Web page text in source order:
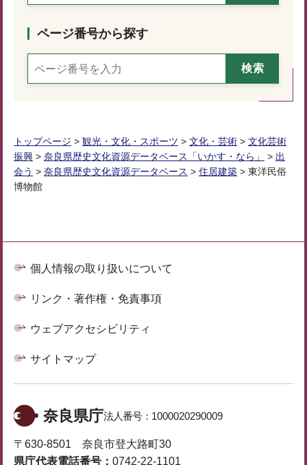
ページ番号から探す
トップページ > 観光・文化・スポーツ > 文化・芸術 > 文化芸術
振興 > 奈良県歴史文化資源データベース「いかす・なら」 > 出
会う > 奈良県歴史文化資源データベース > 住居建築 > 東洋民俗
博物館
個人情報の取り扱いについて
リンク・著作権・免責事項
ウェブアクセシビリティ
サイトマップ
奈良県庁法人番号： 1000020290009
〒630-8501 奈良市登大路町30
県庁代表電話番号： 0742-22-1101